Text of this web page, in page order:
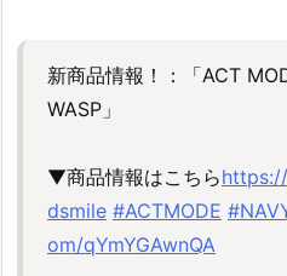
新商品情報！：「ACT
WASP」
▼商品情報はこちら
dsmile #ACTMODE
om/qYmYGAwnQA